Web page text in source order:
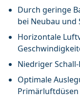
Durch geringe
bei Neubau und
Horizontale
Niedriger
Optimale